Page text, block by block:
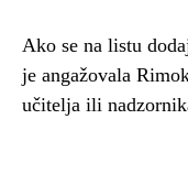
Ako se na listu
je angažovala
učitelja ili